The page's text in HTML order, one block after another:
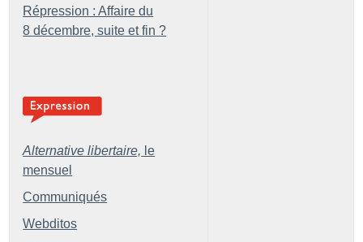
Répression : Affaire du
8 décembre, suite et fin ?
Alternative libertaire, le
mensuel
Communiqués
Webditos